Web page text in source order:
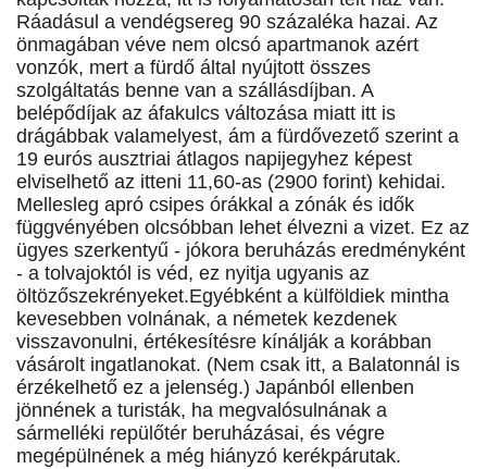
Ráadásul a vendégsereg 90 százaléka hazai. Az
önmagában véve nem olcsó apartmanok azért
vonzók, mert a fürdő által nyújtott összes
szolgáltatás benne van a szállásdíjban. A
belépődíjak az áfakulcs változása miatt itt is
drágábbak valamelyest, ám a fürdővezető szerint a
19 eurós ausztriai átlagos napijegyhez képest
elviselhető az itteni 11,60-as (2900 forint) kehidai.
Mellesleg apró csipes órákkal a zónák és idők
függvényében olcsóbban lehet élvezni a vizet. Ez az
ügyes szerkentyű - jókora beruházás eredményként
- a tolvajoktól is véd, ez nyitja ugyanis az
öltözőszekrényeket.Egyébként a külföldiek mintha
kevesebben volnának, a németek kezdenek
visszavonulni, értékesítésre kínálják a korábban
vásárolt ingatlanokat. (Nem csak itt, a Balatonnál is
érzékelhető ez a jelenség.) Japánból ellenben
jönnének a turisták, ha megvalósulnának a
sármelléki repülőtér beruházásai, és végre
megépülnének a még hiányzó kerékpárutak.